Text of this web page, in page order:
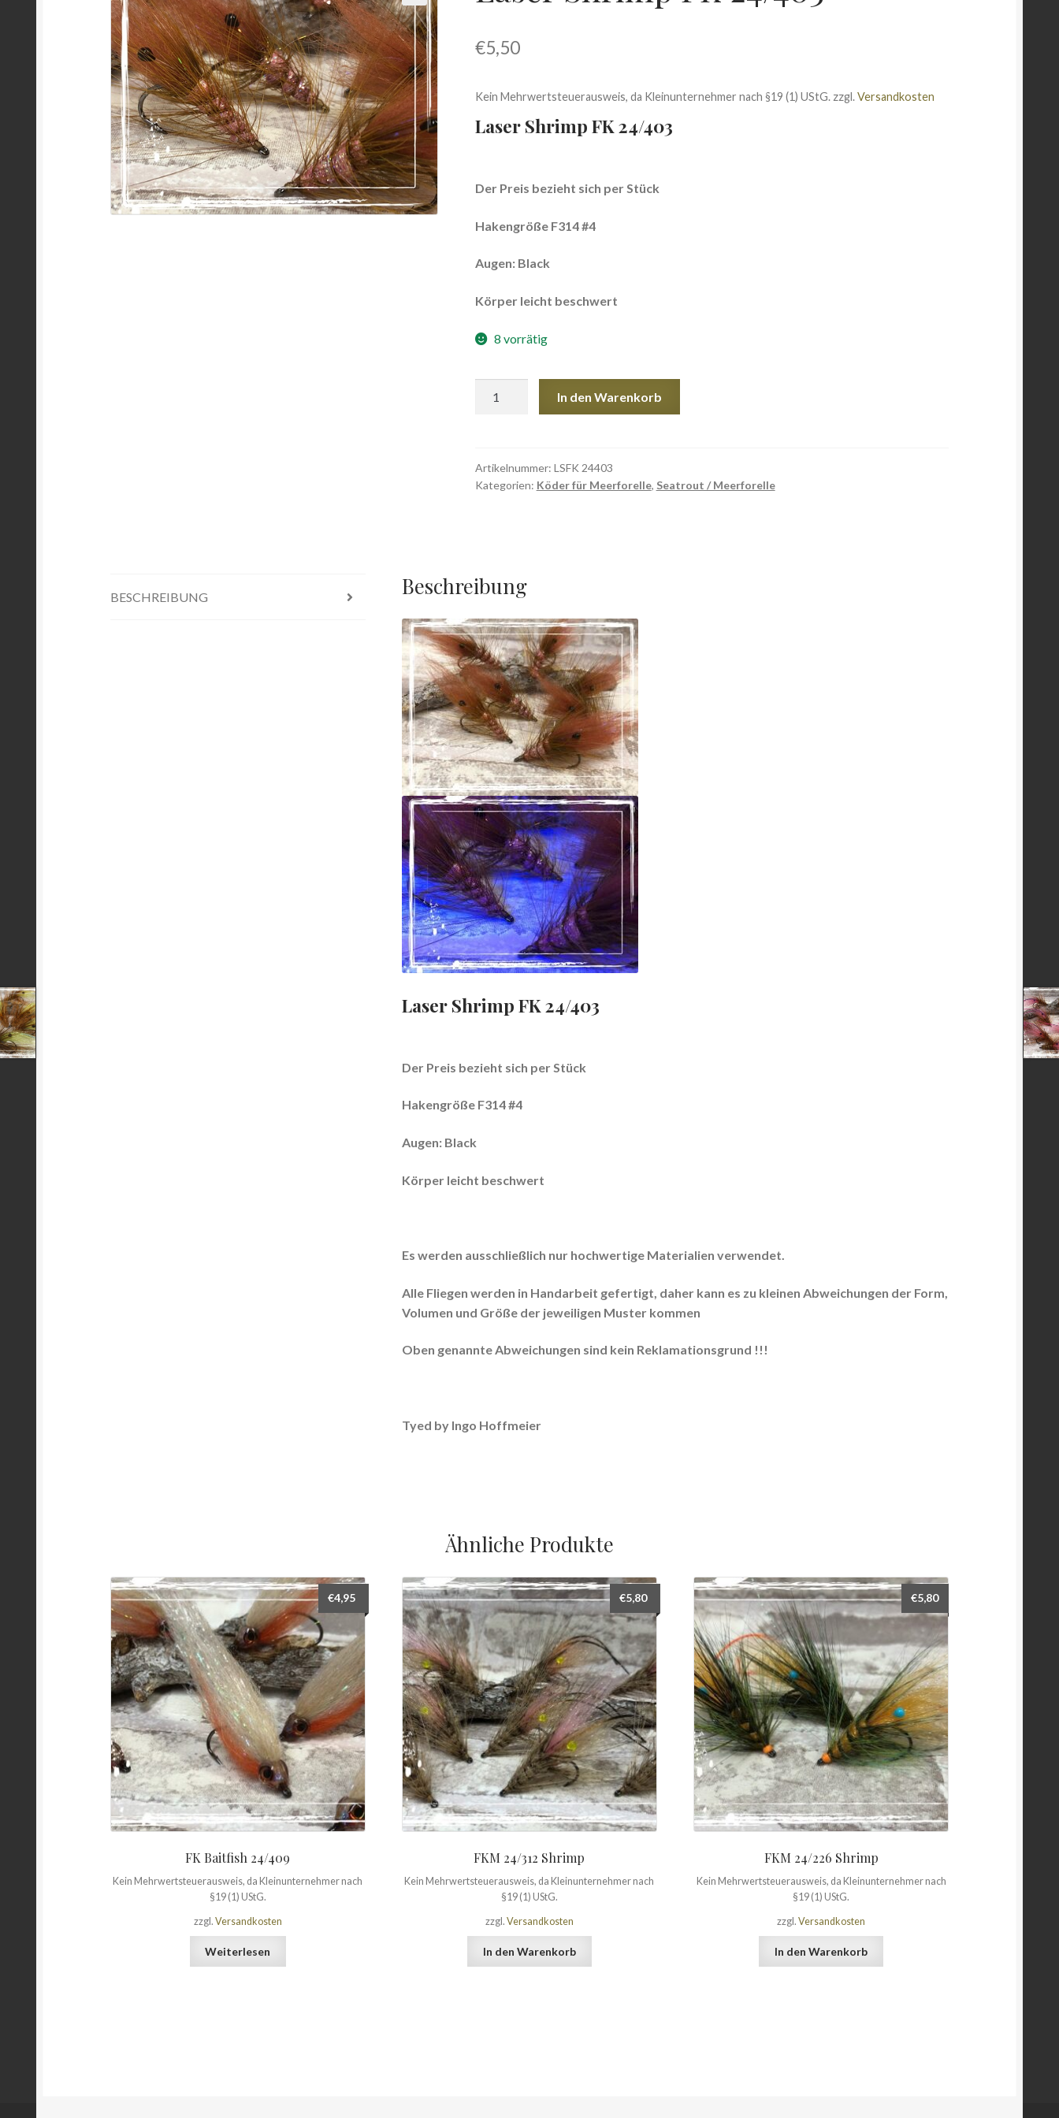
€5,50
Kein Mehrwertsteuerausweis, da Kleinunternehmer nach §19 (1) UStG. zzgl.Versandkosten
Laser Shrimp FK 24/403
Der Preis bezieht sich per Stück
Hakengröße F314 #4
Augen: Black
Körper leicht beschwert
8 vorrätig
Menge
In den Warenkorb
Artikelnummer: LSFK 24403
Kategorien: Köder für Meerforelle, Seatrout / Meerforelle
BESCHREIBUNG Beschreibung
Laser Shrimp FK 24/403
Der Preis bezieht sich per Stück
Hakengröße F314 #4
Augen: Black
Körper leicht beschwert
Es werden ausschließlich nur hochwertige Materialien verwendet.
Alle Fliegen werden in Handarbeit gefertigt, daher kann es zu kleinen Abweichungen der Form,
Volumen und Größe der jeweiligen Muster kommen
Oben genannte Abweichungen sind kein Reklamationsgrund !!!
Tyed by Ingo Hoffmeier
Ähnliche Produkte
FK Baitfish 24/409
€4,95
Kein Mehrwertsteuerausweis, da Kleinunternehmer nach
§19 (1) UStG.
zzgl. Versandkosten
Weiterlesen
FKM 24/312 Shrimp
€5,80
Kein Mehrwertsteuerausweis, da Kleinunternehmer nach
§19 (1) UStG.
zzgl. Versandkosten
In den Warenkorb
FKM 24/226 Shrimp
€5,80
Kein Mehrwertsteuerausweis, da Kleinunternehmer nach
§19 (1) UStG.
zzgl.Versandkosten
In den Warenkorb